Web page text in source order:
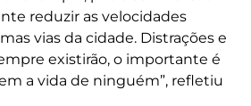
reduzir as velocidades
vias da cidade. Distrações e
existirão, o importante é
a vida de ninguém”, refletiu